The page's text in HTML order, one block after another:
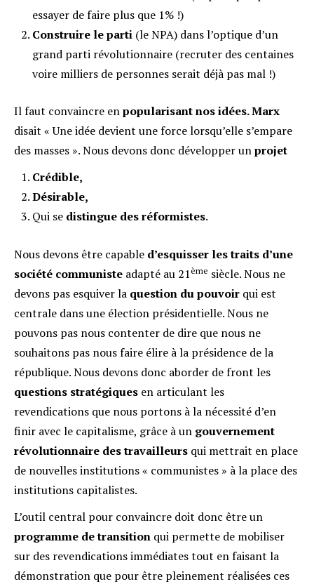
essayer de faire plus que 1% !)
Construire le parti(le NPA) dans l’optique d’un
grand parti révolutionnaire (recruter des centaines
voire milliers de personnes serait déjà pas mal !)
Il faut convaincre enpopularisant nos idées. Marx
disait « Une idée devient une force lorsqu’elle s’empare
des masses ». Nous devons donc développer unprojet
Crédible,
Désirable,
Qui se distingue des réformistes.
Nous devons être capable d’esquisser les traits d’une
société communiste adapté au 21ème siècle. Nous ne
devons pas esquiver la question du pouvoir qui est
centrale dans une élection présidentielle. Nous ne
pouvons pas nous contenter de dire que nous ne
souhaitons pas nous faire élire à la présidence de la
république. Nous devons donc aborder de front les
questions stratégiques en articulant les
revendications que nous portons à la nécessité d’en
finir avec le capitalisme, grâce à un gouvernement
révolutionnaire des travailleurs qui mettrait en place
de nouvelles institutions « communistes » à la place des
institutions capitalistes.
L’outil central pour convaincre doit donc être un
programme de transition qui permette de mobiliser
sur des revendications immédiates tout en faisant la
démonstration que pour être pleinement réalisées ces